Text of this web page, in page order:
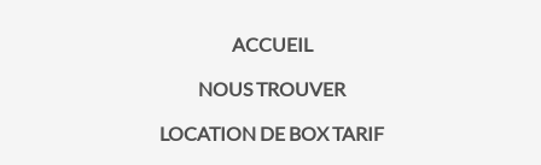
ACCUEIL
NOUS TROUVER
LOCATION DE BOX TARIF